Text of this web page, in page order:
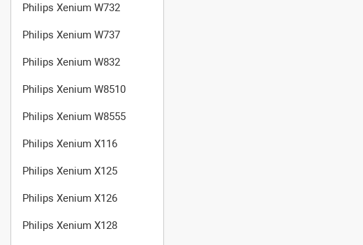
Philips Xenium W732
Philips Xenium W737
Philips Xenium W832
Philips Xenium W8510
Philips Xenium W8555
Philips Xenium X116
Philips Xenium X125
Philips Xenium X126
Philips Xenium X128